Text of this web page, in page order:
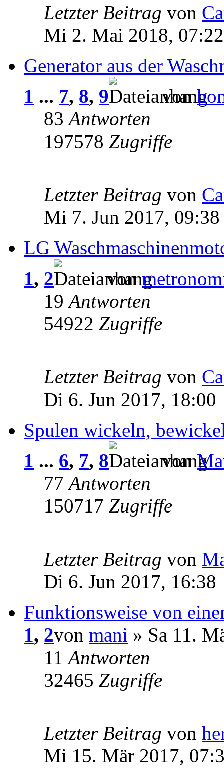
Letzter Beitrag von
Mi 2. Mai 2018, 07:22
Generator aus der
1 ... 7, 8, 9 von
83Antworten
197578 Zugriffe
Letzter Beitrag von
Mi 7. Jun 2017, 09:38
LG
1, 2 von
19Antworten
54922 Zugriffe
Letzter Beitrag von
Di 6. Jun 2017, 18:00
Spulen wickeln,
1 ... 6, 7, 8 von
77Antworten
150717 Zugriffe
Letzter Beitrag von
Di 6. Jun 2017, 16:38
Funktionsweise von
1, 2von mani » Sa 11.
11Antworten
32465 Zugriffe
Letzter Beitrag von
Mi 15. Mär 2017,